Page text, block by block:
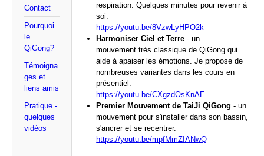
Contact
Pourquoi
le
QiGong?
Témoigna
ges et
liens amis
Pratique -
quelques
vidéos
respiration. Quelques minutes pour revenir à
soi.
https://youtu.be/8VzwLyHPO2k
Harmoniser Ciel et Terre - un
mouvement très classique de QiGong qui
aide à apaiser les émotions. Je propose de
nombreuses variantes dans les cours en
présentiel.
https://youtu.be/CXgzdOsKnAE
Premier Mouvement de TaiJi QiGong - un
mouvement pour s'installer dans son bassin,
s'ancrer et se recentrer.
https://youtu.be/mpfMmZIANwQ